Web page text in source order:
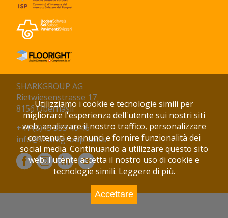
SHARKGROUP AG
Rietwiesenstrasse 17
8156 Oberhasli
+41 (0)43 333 46 46
info@sharkgroup.swiss
Utilizziamo i cookie e tecnologie simili per
migliorare l'esperienza dell'utente sui nostri siti
web, analizzare il nostro traffico, personalizzare
contenuti e annunci e fornire funzionalità dei
social media. Continuando a utilizzare questo sito
web, l'utente accetta il nostro uso di cookie e
tecnologie simili. Leggere di più.